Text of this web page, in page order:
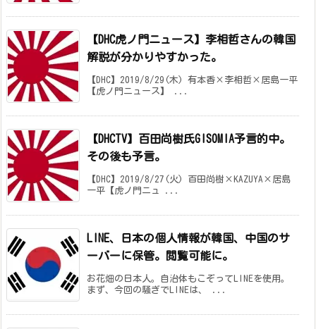
【DHC虎ノ門ニュース】李相哲さんの韓国
解説が分かりやすかった。
【DHC】2019/8/29(木) 有本香×李相哲×居島一平
【虎ノ門ニュース】 ...
【DHCTV】百田尚樹氏GISOMIA予言的中。
その後も予言。
【DHC】2019/8/27(火) 百田尚樹×KAZUYA×居島
一平【虎ノ門ニュ ...
LINE、日本の個人情報が韓国、中国のサ
ーバーに保管。閲覧可能に。
お花畑の日本人。自治体もこぞってLINEを使用。
まず、今回の騒ぎでLINEは、 ...